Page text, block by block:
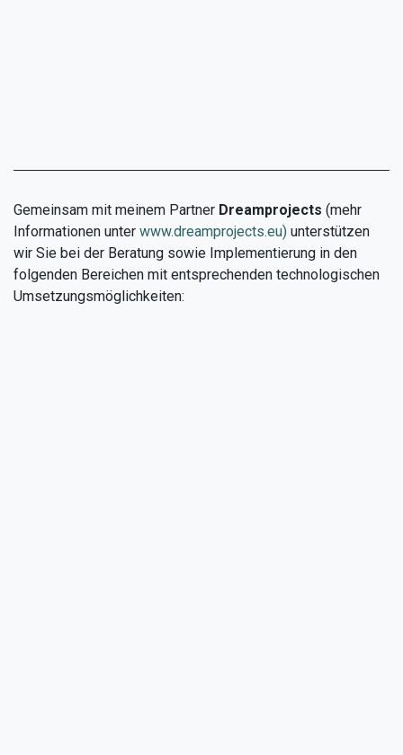
Gemeinsam mit meinem Partner Dreamprojects (mehr
Informationen unter www.dreamprojects.eu) unterstützen
wir Sie bei der Beratung sowie Implementierung in den
folgenden Bereichen mit entsprechenden technologischen
Umsetzungsmöglichkeiten: